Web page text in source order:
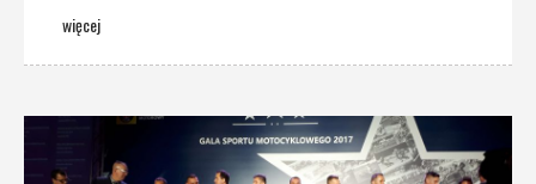
więcej